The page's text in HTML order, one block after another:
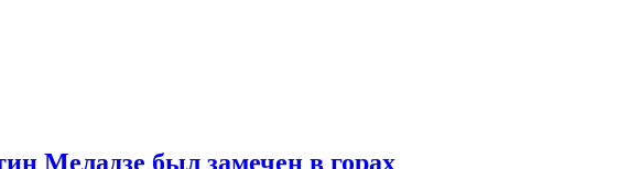
Меладзе был замечен в горах